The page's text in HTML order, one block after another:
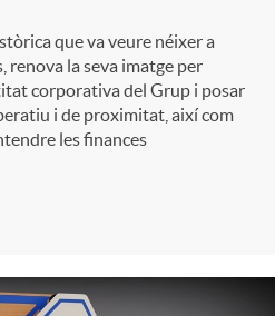
que va veure néixer a
renova la seva imatge per
corporativa del Grup i posar
i de proximitat, així com
les finances